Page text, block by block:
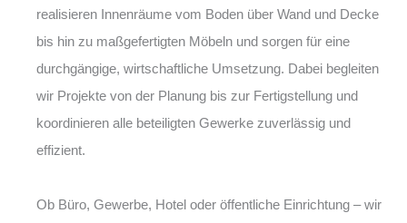
realisieren Innenräume vom Boden über Wand und Decke
bis hin zu maßgefertigten Möbeln und sorgen für eine
durchgängige, wirtschaftliche Umsetzung. Dabei begleiten
wir Projekte von der Planung bis zur Fertigstellung und
koordinieren alle beteiligten Gewerke zuverlässig und
effizient.
Ob Büro, Gewerbe, Hotel oder öffentliche Einrichtung – wir